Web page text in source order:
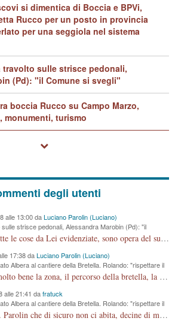
si dimentica di Boccia e BPVi,
Rucco per un posto in provincia
per una seggiola nel sistema
travolto sulle strisce pedonali,
(Pd): "il Comune si svegli"
boccia Rucco su Campo Marzo,
monumenti, turismo
degli utenti
alle 13:00 daLuciano Parolin (Luciano)
strisce pedonali, Alessandra Marobin (Pd): "il
Consigliera Marobin, tutte le cose da Lei evidenziate, sono opera del suo ex Assessore e compagno di Partito Antonio Marco Dalla Pozza Assessore alla "progettazione" di piste ciclabili e altre porcherie. A lui manderei il conto da saldare per incidenti e danni alle persone. E' ora che "finiamola." Avete perso rassegnatevi. qui IL SINDACO RUCCO NON C'ENTRA PER NIENTE. CAPITO!!!!!!!! Amen.
17:38 daLuciano Parolin (Luciano)
Albera al cantiere della Bretella. Rolando: "rispettare il
Caro fratuck, conosco molto bene la zona, il percorso della bretella, la situazione dei cittadini, abito in Viale Trento. A partire dal 2003 ho partecipato al Comitato di Maddalene pro bretella, e a riunioni propositive per apportare modifiche al progetto. Numerose mie foto del territorio sono arrivate a Roma, altri miei interventi (non graditi dalla Sx) sono stati pubblicati dal GdV, assieme ad altri come Ciro Asproso, ora favorevole alla bretella. Ho partecipato alla raccolta firme per la chiusura della strada x 5 giorni eseguita dal Sindaco Hullwech per sforamento 180 Micro/g. Pertanto come impegno per la tematica sono apposto con la coscienza. Ora il Progetto è partito, fine! Voglio dire che la nuova Giunta "comunale" non c'entra più. L'opera sarà "malauguratamente" eseguita, ma non con il mio placet. Il Consigliere Comunale dovrebbe capire che la campagna elettorale è finita, con buona pace di tutti. Quello che invece dovrebbe interessare è la proprietà della strada, dall'uscita autostradale Ovest, sino alla Rotatoria dell'Albara, vi sono tre possessori: Autostrade SpA; La Provincia, il Comune. Come la mettiamo per il futuro ? I costi, da 50 sono saliti a 100 milioni di € come dire 20 milioni a KM (!) da non credere. Comunque si farà. Ma nessuno canti Vittoria, anzi meglio non farne un ulteriore fatto "partitico" per questioni elettorali o di seggio. Se mi manda la sua mail, sono disponibile ad inviare i documenti e le foto sopra descritte. Con ossequi, Luciano Parolin
alle 21:41 dafratuck
Albera al cantiere della Bretella. Rolando: "rispettare il
Non sarà utile a lei dott. Parolin che di sicuro non ci abita, decine di migliaia di TIR, automobili e padroncini che passano quotidianamente per una strada appena rotabile, non è più possibile stendere i panni, attraversare la strada senza rischiare la morte, le case stanno crepando, i tempi sono cambiati e la bretella non passerà assolutamente per maddalene (ma cosa sta a dire?!), dia invece responsabilità a chi ha costruito tagliando la strada che doveva invece terminare a isola vicentina e non al moracchino lasciando Motta di Costabissara ancora in panne di traffico. I tempi sono cambiati dottore e se l'anagrafe della vita stagna nell'essere umano impressioni conservatrici, la società non le considera perchè va avanti, si industrializza e ha bisogno di infrastrutture e di sviluppo. Ultima considerazione, se è geloso di Rolando perchè vede in lui solo campagne politiche mentre si difendono i SOLI diritti dei cittadini, la preghiamo faccia considerazioni più appropriate. Saluti e complimenti per i suoi scritti.